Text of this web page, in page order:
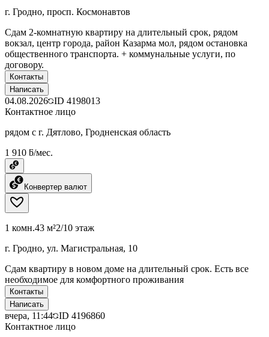
г. Гродно, просп. Космонавтов
Сдам 2-комнатную квартиру на длительный срок, рядом
вокзал, центр города, район Казарма мол, рядом остановка
общественного транспорта. + коммунальные услуги, по
договору.
Контакты
Написать
04.08.2026 ID 4198013
Контактное лицо
рядом с г. Дятлово, Гродненская область
1 910 ƃ/мес.
Конвертер валют
1 комн.43 м²2/10 этаж
г. Гродно, ул. Магистральная, 10
Сдам квартиру в новом доме на длительный срок. Есть все
необходимое для комфортного проживания
Контакты
Написать
вчера, 11:44 ID 4196860
Контактное лицо